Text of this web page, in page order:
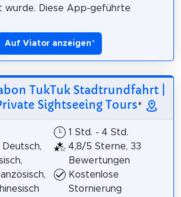
wurde. Diese App-geführte
Auf Viator anzeigen*
TukTuk Stadtrundfahrt |
Sightseeing Tours*
Deutsch,
1 Std. - 4 Std.
4,8/5 Sterne, 33
Bewertungen
Kostenlose
Stornierung